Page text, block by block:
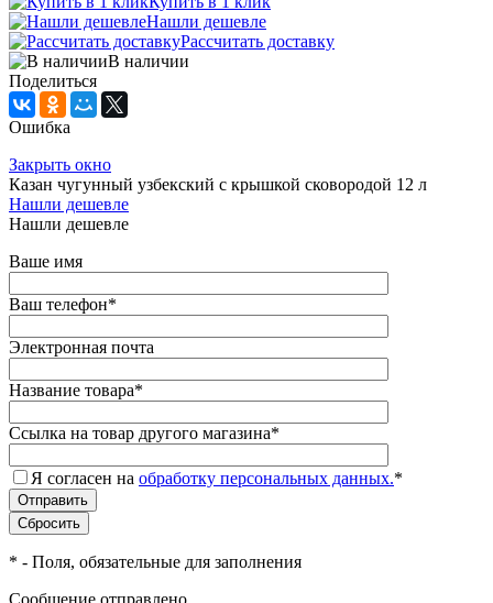
Нашли дешевле
Рассчитать доставку
В наличии
Поделиться
Ошибка
Закрыть окно
Казан чугунный узбекский с крышкой сковородой 12 л
Нашли дешевле
Нашли дешевле
Ваше имя
Ваш телефон*
Электронная почта
Название товара*
Ссылка на товар другого магазина*
Я согласен на обработку персональных данных.*
* - Поля, обязательные для заполнения
Сообщение отправлено